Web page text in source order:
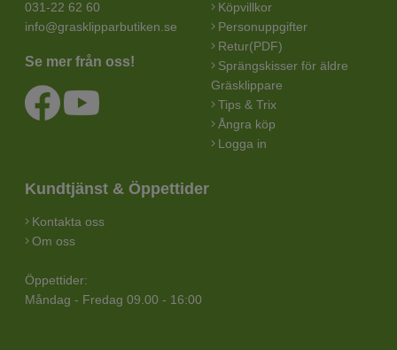
031-22 62 60
info@grasklipparbutiken.se
Se mer från oss!
Köpvillkor
Personuppgifter
Retur(PDF)
Sprängskisser för äldre
Gräsklippare
Tips & Trix
Ångra köp
Logga in
Kundtjänst & Öppettider
Kontakta oss
Om oss
Öppettider:
Måndag - Fredag 09.00 - 16:00